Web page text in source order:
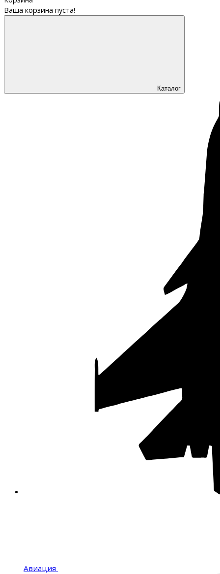
Ваша корзина пуста!
Каталог
Авиация